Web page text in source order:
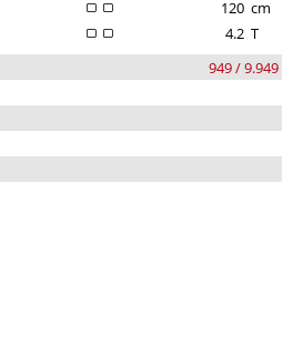
120 cm
4.2 T
949 / 9.949